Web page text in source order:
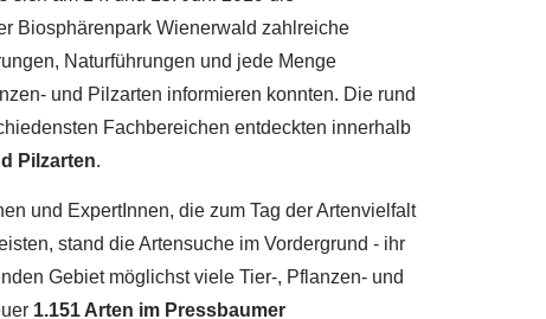
Biosphärenpark Wienerwald zahlreiche
Naturführungen und jede Menge
und Pilzarten informieren konnten. Die rund
Fachbereichen entdeckten innerhalb
Pilzarten.
und ExpertInnen, die zum Tag der Artenvielfalt
stand die Artensuche im Vordergrund - ihr
Gebiet möglichst viele Tier-, Pflanzen- und
1.151 Arten im Pressbaumer